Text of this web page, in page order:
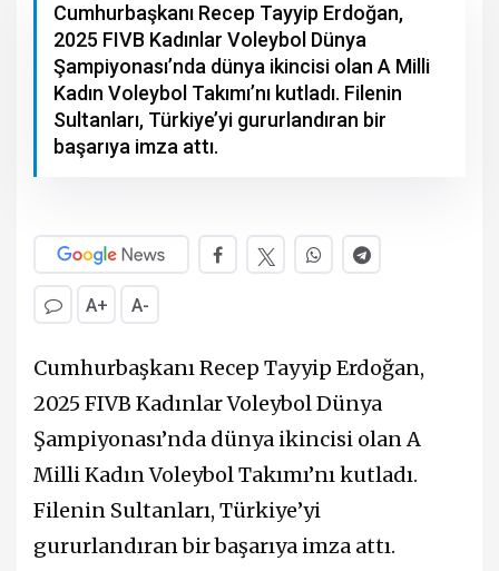
Cumhurbaşkanı Recep Tayyip Erdoğan,
2025 FIVB Kadınlar Voleybol Dünya
Şampiyonası’nda dünya ikincisi olan A Milli
Kadın Voleybol Takımı’nı kutladı. Filenin
Sultanları, Türkiye’yi gururlandıran bir
başarıya imza attı.
A+ A-
Cumhurbaşkanı Recep Tayyip Erdoğan,
2025 FIVB Kadınlar Voleybol Dünya
Şampiyonası’nda dünya ikincisi olan A
Milli Kadın Voleybol Takımı’nı kutladı.
Filenin Sultanları, Türkiye’yi
gururlandıran bir başarıya imza attı.